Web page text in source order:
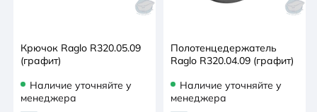
Крючок Raglo R320.05.09
(графит)
Наличие уточняйте у
менеджера
Полотенцедержатель
Raglo R320.04.09 (графит)
Наличие уточняйте у
менеджера